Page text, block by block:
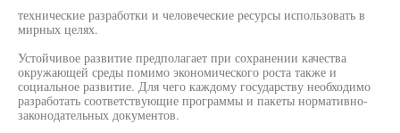
технические разработки и человеческие ресурсы использовать в
мирных целях.
Устойчивое развитие предполагает при сохранении качества
окружающей среды помимо экономического роста также и
социальное развитие. Для чего каждому государству необходимо
разработать соответствующие программы и пакеты нормативно-
законодательных документов.